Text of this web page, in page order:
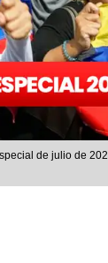
de julio de